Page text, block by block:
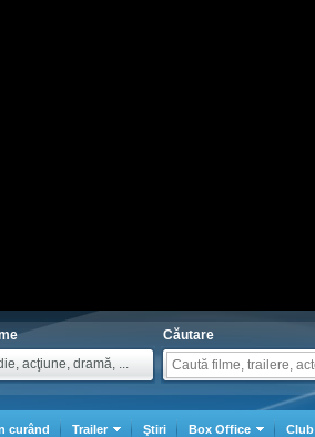
acţiune, dramă, ...
Căutare
curând Trailer Ştiri Box Office Club